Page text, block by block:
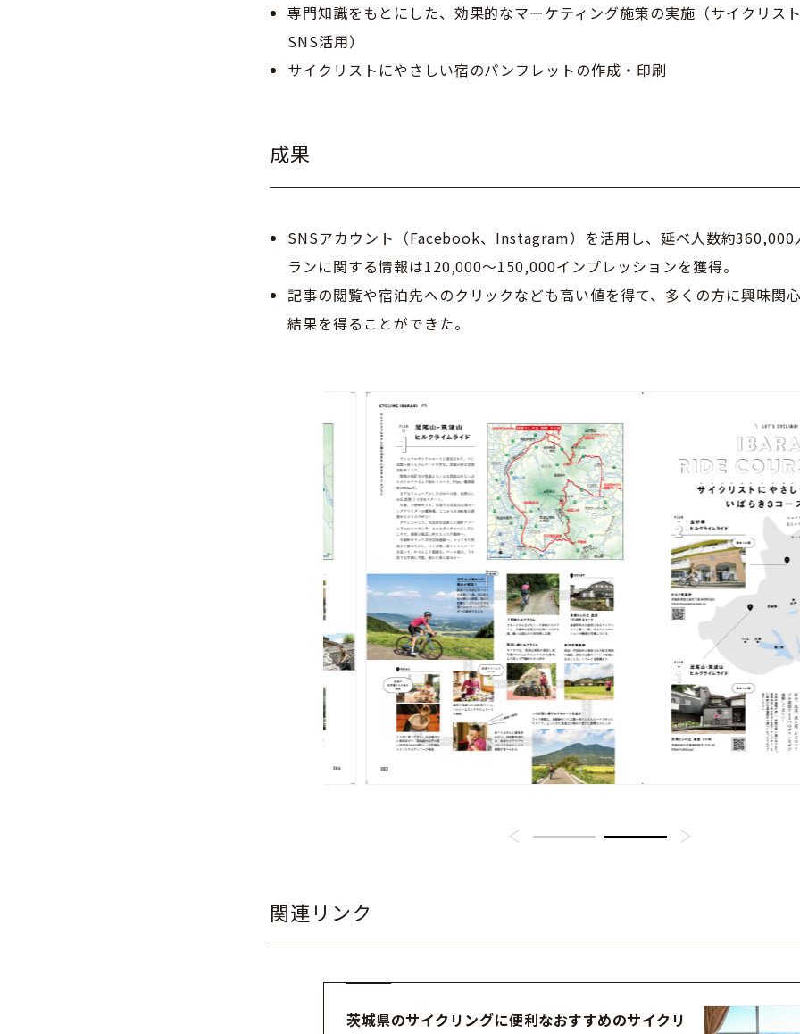
専門知識をもとにした、効果的なマーケティング施策の実施（サイクリスト
SNS活用）
サイクリストにやさしい宿のパンフレットの作成・印刷
成果
SNSアカウント（Facebook、Instagram）を活用し、延べ人数約360,000
ランに関する情報は120,000～150,000インプレッションを獲得。
記事の閲覧や宿泊先へのクリックなども高い値を得て、多くの方に興味関
結果を得ることができた。
関連リンク
茨城県のサイクリングに便利なおすすめのサイクリ